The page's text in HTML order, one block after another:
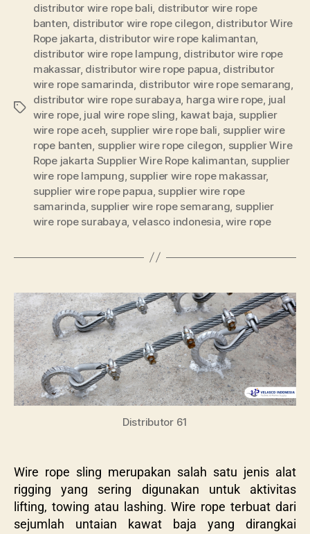
distributor wire rope bali distributor wire rope
banten distributor wire rope cilegon distributor Wire
Rope jakarta distributor wire rope kalimantan
distributor wire rope lampung distributor wire rope
makassar, distributor wire rope papua distributor
wire rope samarinda distributor wire rope semarang
distributor wire rope surabaya harga wire rope jual
wire rope, jual wire rope sling kawat baja supplier
wire rope aceh supplier wire rope bali supplier wire
rope banten supplier wire rope cilegon supplier Wire
Rope jakarta Supplier Wire Rope kalimantan supplier
wire rope lampung supplier wire rope makassar,
supplier wire rope papua supplier wire rope
samarinda supplier wire rope semarang supplier
wire rope surabaya velasco indonesia ,wire rope
Distributor 61
Wire rope sling merupakan salah satu jenis alat
rigging yang sering digunakan untuk aktivitas
lifting, towing atau lashing. Wire rope terbuat dari
sejumlah untaian kawat baja yang dirangkai